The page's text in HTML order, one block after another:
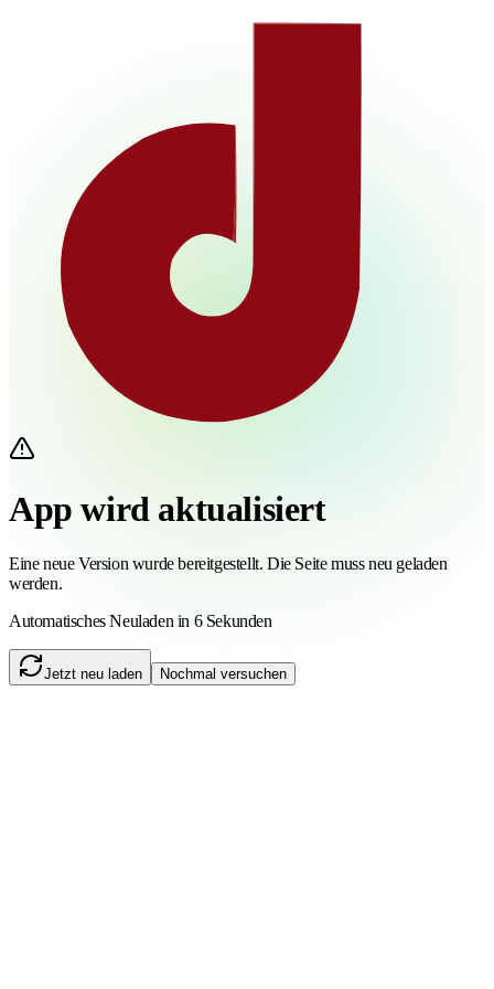
App wird aktualisiert
Eine neue Version wurde bereitgestellt. Die Seite muss neu geladen
werden.
Automatisches Neuladen in 6 Sekunden
Jetzt neu laden Nochmal versuchen